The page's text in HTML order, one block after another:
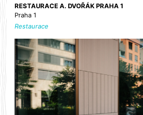
RESTAURACE A. DVOŘÁK PRAHA 1
Praha 1
Restaurace